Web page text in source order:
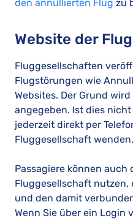
den annullierten Flug zu
Website der
Fluggesellschaften
Flugstörungen wie
Websites. Der Grund
angegeben. Ist dies
jederzeit direkt per
Fluggesellschaft
Passagiere können auch
Fluggesellschaft
und den damit
Wenn Sie über ein Login